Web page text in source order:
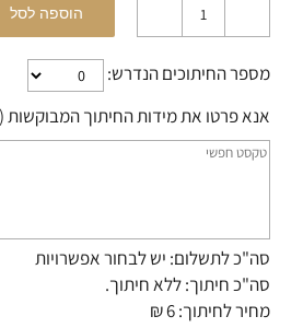
כמות
עץ
שכבתי
הוספה לסל
מספר החיתוכים הנדרש:
אנא פרטו את מידות החיתוך
סה"כ לתשלום: יש לבחור אפשרויות
סה"כ חיתוך:ללא חיתוך.
מחיר לחיתוך: 6 ₪